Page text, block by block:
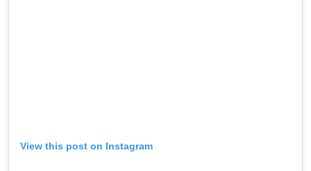
View this post on Instagram